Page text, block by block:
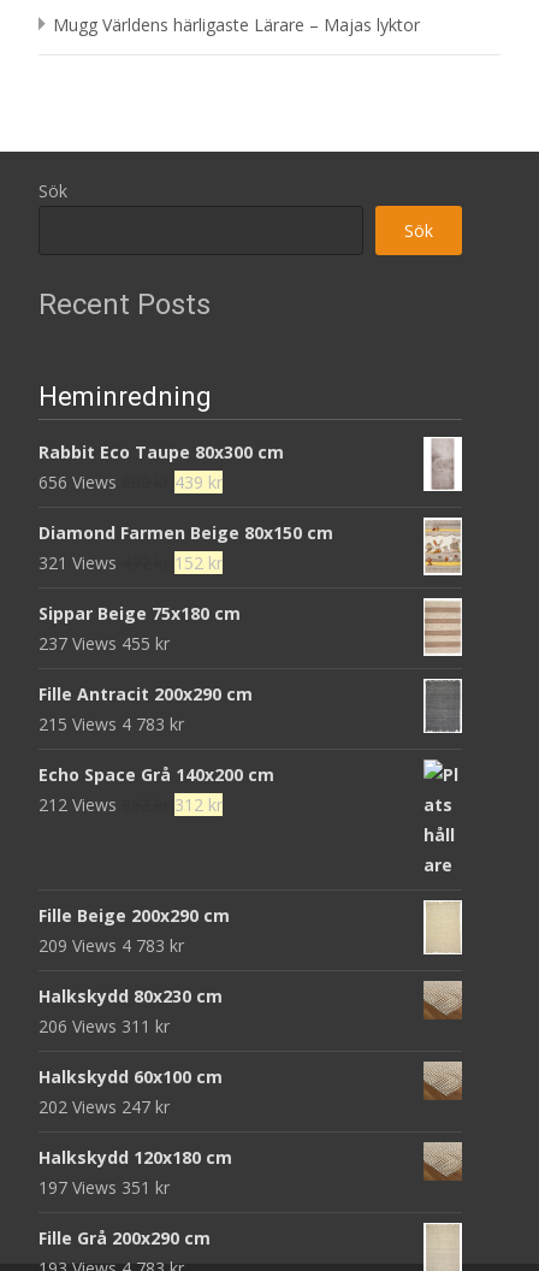
Mugg Världens härligaste Lärare – Majas lyktor
Sök
Sök
Recent Posts
Heminredning
Rabbit Eco Taupe 80x300 cm
656 Views
Det
priset
var:
439 krDet
priset
är:
Diamond Farmen Beige 80x150 cm
321 Views
Det
priset
152 krDet
priset
Sippar Beige 75x180 cm
237 Views 455 kr
Fille Antracit 200x290 cm
215 Views 4 783 kr
Echo Space Grå 140x200 cm
212 Views
Det
952 kr.
312 krDet
312 kr.
Fille Beige 200x290 cm
209 Views 4 783 kr
Halkskydd 80x230 cm
206 Views 311 kr
Halkskydd 60x100 cm
202 Views 247 kr
Halkskydd 120x180 cm
197 Views 351 kr
Fille Grå 200x290 cm